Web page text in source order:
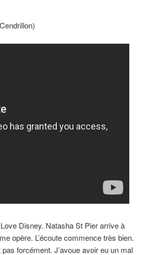
Disney. Natasha St Pier arrive à
opère. L’écoute commence très bien.
forcément. J’avoue avoir eu un mal